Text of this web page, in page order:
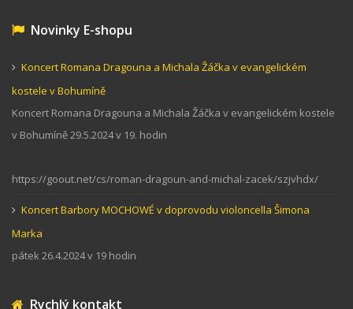
Novinky E-shopu
Koncert Romana Dragouna a Michala Žáčka v evangelickém
kostele v Bohumíně
Koncert Romana Dragouna a Michala Žáčka v evangelickém kostele
v Bohumíně 29.5.2024 v 19. hodin
https://goout.net/cs/roman-dragoun-and-michal-zacek/szjvhdx/
Koncert Barbory MOCHOWÉ v doprovodu violoncella Šimona
Marka
pátek 26.4.2024 v 19 hodin
Rychlý kontakt